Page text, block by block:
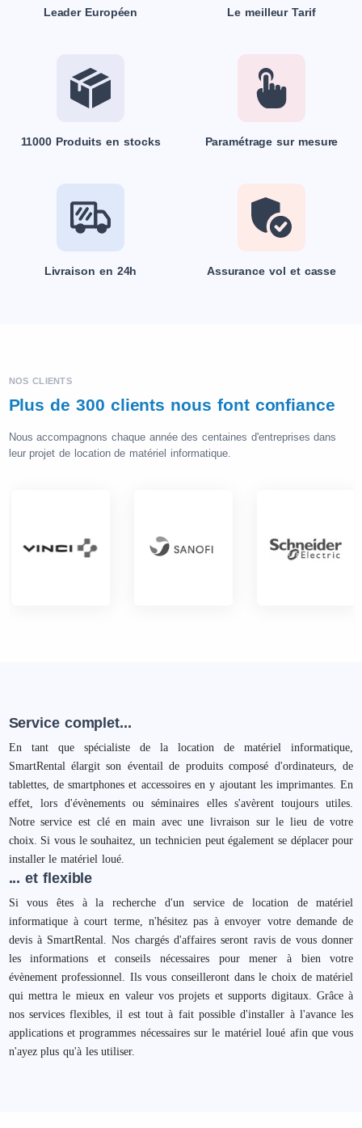
Leader Européen Le meilleur Tarif
11000 Produits en stocks Paramétrage sur mesure
Livraison en 24h Assurance vol et casse
NOS CLIENTS
Plus de 300 clients nous font confiance
Nous accompagnons chaque année des centaines d'entreprises dans
leur projet de location de matériel informatique.
Service complet...
En tant que spécialiste de la location de matériel informatique,
SmartRental élargit son éventail de produits composé d'ordinateurs, de
tablettes, de smartphones et accessoires en y ajoutant les imprimantes. En
effet, lors d'évènements ou séminaires elles s'avèrent toujours utiles.
Notre service est clé en main avec une livraison sur le lieu de votre
choix. Si vous le souhaitez, un technicien peut également se déplacer pour
installer le matériel loué.
... et flexible
Si vous êtes à la recherche d'un service de location de matériel
informatique à court terme, n'hésitez pas à envoyer votre demande de
devis à SmartRental. Nos chargés d'affaires seront ravis de vous donner
les informations et conseils nécessaires pour mener à bien votre
évènement professionnel. Ils vous conseilleront dans le choix de matériel
qui mettra le mieux en valeur vos projets et supports digitaux. Grâce à
nos services flexibles, il est tout à fait possible d'installer à l'avance les
applications et programmes nécessaires sur le matériel loué afin que vous
n'ayez plus qu'à les utiliser.